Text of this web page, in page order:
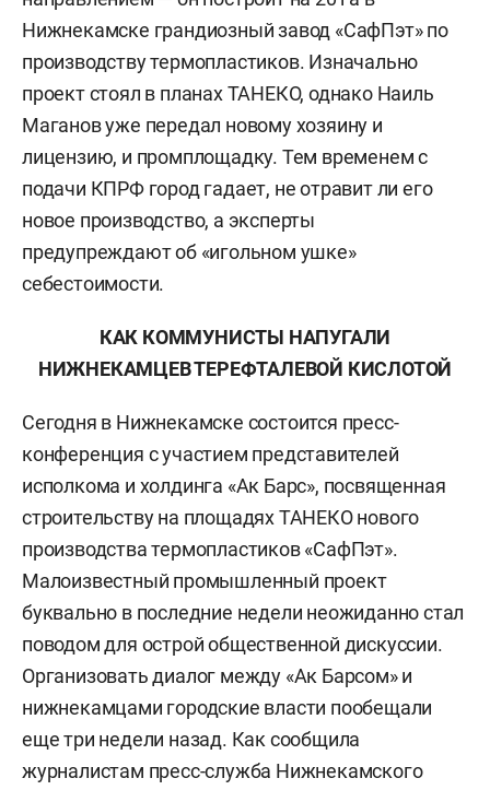
Нижнекамске грандиозный завод «СафПэт» по
производству термопластиков. Изначально
проект стоял в планах ТАНЕКО, однако Наиль
Маганов уже передал новому хозяину и
лицензию, и промплощадку. Тем временем с
подачи КПРФ город гадает, не отравит ли его
новое производство, а эксперты
предупреждают об «игольном ушке»
себестоимости.
КАК КОММУНИСТЫ НАПУГАЛИ
НИЖНЕКАМЦЕВ ТЕРЕФТАЛЕВОЙ КИСЛОТОЙ
Сегодня в Нижнекамске состоится пресс-
конференция с участием представителей
исполкома и холдинга «Ак Барс», посвященная
строительству на площадях ТАНЕКО нового
производства термопластиков «СафПэт».
Малоизвестный промышленный проект
буквально в последние недели неожиданно стал
поводом для острой общественной дискуссии.
Организовать диалог между «Ак Барсом» и
нижнекамцами городские власти пообещали
еще три недели назад. Как сообщила
журналистам пресс-служба Нижнекамского